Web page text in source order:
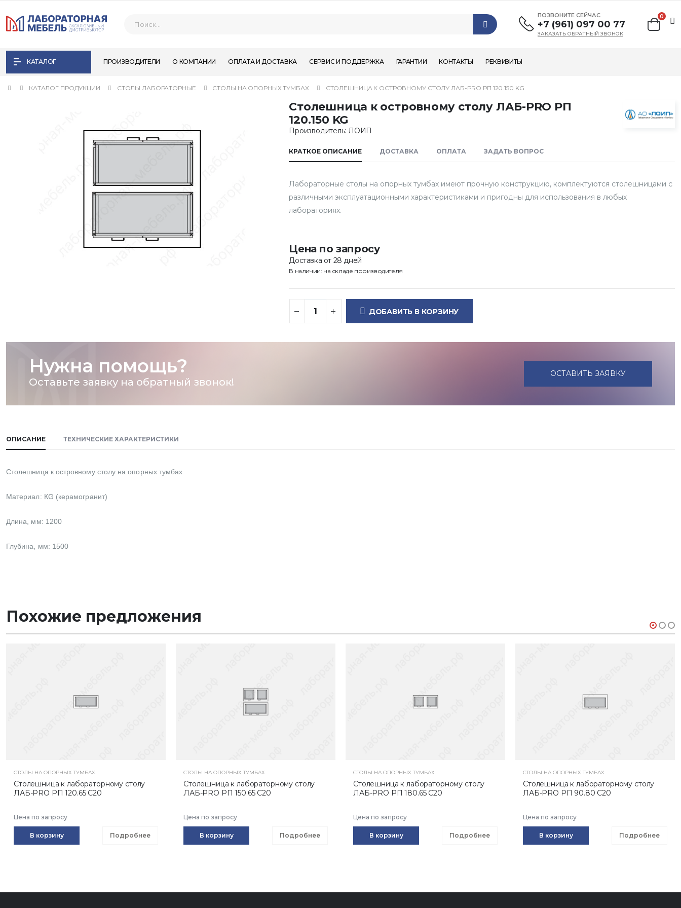
ПОЗВОНИТЕ СЕЙЧАС
+7 (961) 097 00 77
ЗАКАЗАТЬ ОБРАТНЫЙ ЗВОНОК
0
КАТАЛОГ ПРОИЗВОДИТЕЛИ О КОМПАНИИ ОПЛАТА И ДОСТАВКА СЕРВИС И ПОДДЕРЖКА ГАРАНТИИ КОНТАКТЫ РЕКВИЗИТЫ
КАТАЛОГ ПРОДУКЦИИ СТОЛЫ ЛАБОРАТОРНЫЕ СТОЛЫ НА ОПОРНЫХ ТУМБАХ СТОЛЕШНИЦА К ОСТРОВНОМУ СТОЛУ ЛАБ-PRO РП 120.150 KG
Столешница к островному столу ЛАБ-PRO РП
120.150 KG
Производитель: ЛОИП
КРАТКОЕ ОПИСАНИЕ ДОСТАВКА ОПЛАТА ЗАДАТЬ ВОПРОС
Лабораторные столы на опорных тумбах имеют прочную конструкцию, комплектуются столешницами с
различными эксплуатационными характеристиками и пригодны для использования в любых
лабораториях.
Цена по запросу
Доставка от 28 дней
В наличии: на складе производителя
ДОБАВИТЬ В КОРЗИНУ
Нужна помощь?
Оставьте заявку на обратный звонок!
ОСТАВИТЬ ЗАЯВКУ
ОПИСАНИЕ ТЕХНИЧЕСКИЕ ХАРАКТЕРИСТИКИ
Столешница к островному столу на опорных тумбах
Материал: КG (керамогранит)
Длина, мм: 1200
Глубина, мм: 1500
Похожие предложения
СТОЛЫ НА ОПОРНЫХ ТУМБАХ
Столешница к лабораторному столу
ЛАБ-PRO РП 120.65 С20
Цена по запросу
В корзину Подробнее
СТОЛЫ НА ОПОРНЫХ ТУМБАХ
Столешница к лабораторному столу
ЛАБ-PRO РП 150.65 С20
Цена по запросу
В корзину Подробнее
СТОЛЫ НА ОПОРНЫХ ТУМБАХ
Столешница к лабораторному столу
ЛАБ-PRO РП 180.65 С20
Цена по запросу
В корзину Подробнее
СТОЛЫ НА ОПОРНЫХ ТУМБАХ
Столешница к лабораторному столу
ЛАБ-PRO РП 90.80 С20
Цена по запросу
В корзину Подробнее